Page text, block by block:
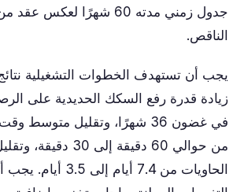
جدول زمني مدته 60 شهرًا لعكس
الناقص.
يجب أن تستهدف الخطوات التشغيلية
في غضون 36 شهرًا، وتقليل متوسط
من حوالي 60 دقيقة إلى
الحاويات من 7.4 أيام